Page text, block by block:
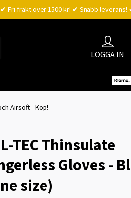
✔ Fri frakt över 1500 kr! ✔ Snabb leverans!
LOGGA IN
Airsoft - Köp!
TEC Thinsulate
Gloves -
size)